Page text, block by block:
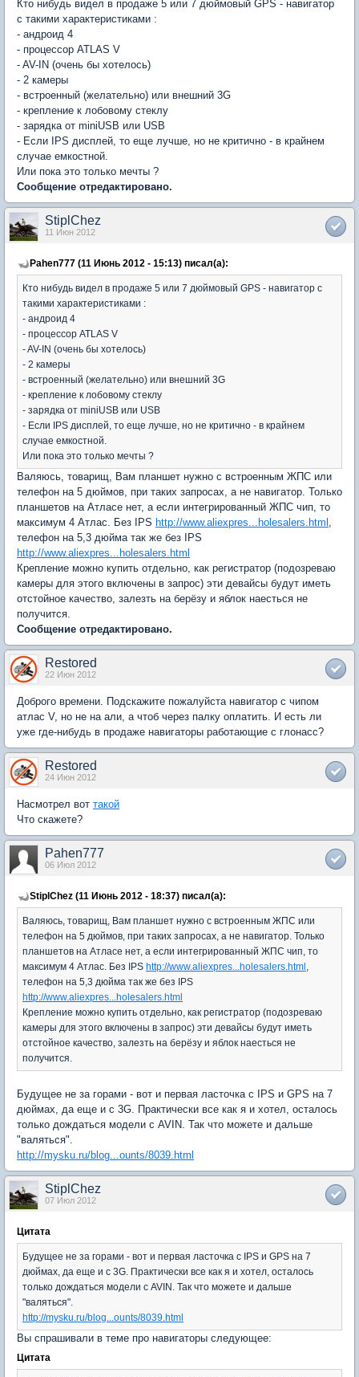
Кто нибудь видел в продаже 5 или 7 дюймовый GPS - навигатор
с такими характеристиками :
- андроид 4
- процессор ATLAS V
- AV-IN (очень бы хотелось)
- 2 камеры
- встроенный (желательно) или внешний 3G
- крепление к лобовому стеклу
- зарядка от miniUSB или USB
- Если IPS дисплей, то еще лучше, но не критично - в крайнем
случае емкостной.
Или пока это только мечты ?
Сообщение отредактировано.
StiplChez
11 Июн 2012
Pahen777 (11 Июнь 2012 - 15:13) писал(а):
Кто нибудь видел в продаже 5 или 7 дюймовый GPS - навигатор с
такими характеристиками :
- андроид 4
- процессор ATLAS V
- AV-IN (очень бы хотелось)
- 2 камеры
- встроенный (желательно) или внешний 3G
- крепление к лобовому стеклу
- зарядка от miniUSB или USB
- Если IPS дисплей, то еще лучше, но не критично - в крайнем
случае емкостной.
Или пока это только мечты ?
Валяюсь, товарищ, Вам планшет нужно с встроенным ЖПС или
телефон на 5 дюймов, при таких запросах, а не навигатор. Только
планшетов на Атласе нет, а если интегрированный ЖПС чип, то
максимум 4 Атлас. Без IPS http://www.aliexpres...holesalers.html ,
телефон на 5,3 дюйма так же без IPS
http://www.aliexpres...holesalers.html
Крепление можно купить отдельно, как регистратор (подозреваю
камеры для этого включены в запрос) эти девайсы будут иметь
отстойное качество, залезть на берёзу и яблок наесться не
получится.
Сообщение отредактировано.
Restored
22 Июн 2012
Доброго времени. Подскажите пожалуйста навигатор с чипом
атлас V, но не на али, а чтоб через палку оплатить. И есть ли
уже где-нибудь в продаже навигаторы работающие с глонасс?
Restored
24 Июн 2012
Насмотрел вот такой
Что скажете?
Pahen777
06 Июл 2012
StiplChez (11 Июнь 2012 - 18:37) писал(а):
Валяюсь, товарищ, Вам планшет нужно с встроенным ЖПС или
телефон на 5 дюймов, при таких запросах, а не навигатор. Только
планшетов на Атласе нет, а если интегрированный ЖПС чип, то
максимум 4 Атлас. Без IPS http://www.aliexpres...holesalers.html
телефон на 5,3 дюйма так же без IPS
http://www.aliexpres...holesalers.html
Крепление можно купить отдельно, как регистратор (подозреваю
камеры для этого включены в запрос) эти девайсы будут иметь
отстойное качество, залезть на берёзу и яблок наесться не
получится.
Будущее не за горами - вот и первая ласточка с IPS и GPS на 7
дюймах, да еще и с 3G. Практически все как я и хотел, осталось
только дождаться модели с AVIN. Так что можете и дальше
"валяться".
http://mysku.ru/blog...ounts/8039.html
StiplChez
07 Июл 2012
Цитата
Будущее не за горами - вот и первая ласточка с IPS и GPS на 7
дюймах, да еще и с 3G. Практически все как я и хотел, осталось
только дождаться модели с AVIN. Так что можете и дальше
"валяться".
http://mysku.ru/blog...ounts/8039.html
Вы спрашивали в теме про навигаторы следующее:
Цитата